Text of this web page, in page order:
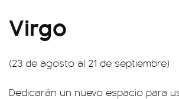
Virgo
(23 de agosto al 21 de septiembre)
Dedicarán un nuevo espacio para